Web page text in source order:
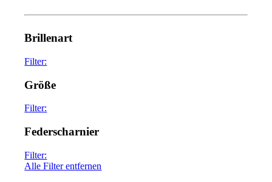
Brillenart
Filter:
sunglasses
Größe
Filter:
2
476
494
Federscharnier
Filter:
no104
Alle Filter entfernen